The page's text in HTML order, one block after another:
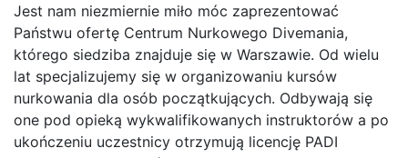
Jest nam niezmiernie miło móc zaprezentować
Państwu ofertę Centrum Nurkowego Divemania,
którego siedziba znajduje się w Warszawie. Od wielu
lat specjalizujemy się w organizowaniu kursów
nurkowania dla osób początkujących. Odbywają się
one pod opieką wykwalifikowanych instruktorów a po
ukończeniu uczestnicy otrzymują licencję PADI